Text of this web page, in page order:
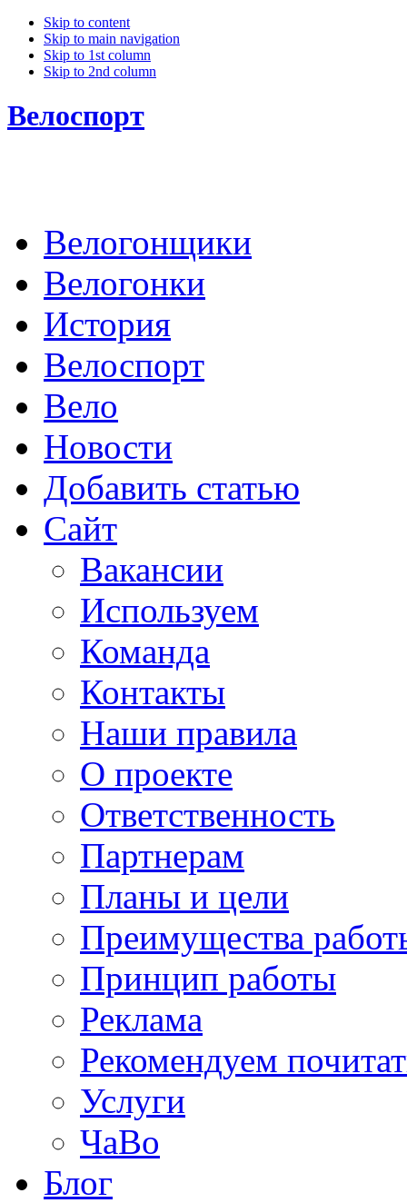
Skip to content
Skip to main navigation
Skip to 1st column
Skip to 2nd column
Велоспорт
Велогонщики
Велогонки
История
Велоспорт
Вело
Новости
Добавить статью
Сайт
Вакансии
Используем
Команда
Контакты
Наши правила
О проекте
Ответственность
Партнерам
Планы и цели
Преимущества
Принцип работы
Реклама
Рекомендуем
Услуги
ЧаВо
Блог